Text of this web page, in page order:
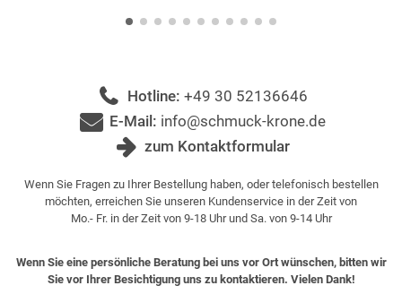
Hotline: +49 30 52136646
E-Mail: info@schmuck-krone.de
zum Kontaktformular
Wenn Sie Fragen zu Ihrer Bestellung haben, oder telefonisch bestellen
möchten, erreichen Sie unseren Kundenservice in der Zeit von
Mo.- Fr. in der Zeit von 9-18 Uhr und Sa. von 9-14 Uhr
Wenn Sie eine persönliche Beratung bei uns vor Ort wünschen, bitten wir
Sie vor Ihrer Besichtigung uns zu kontaktieren. Vielen Dank!